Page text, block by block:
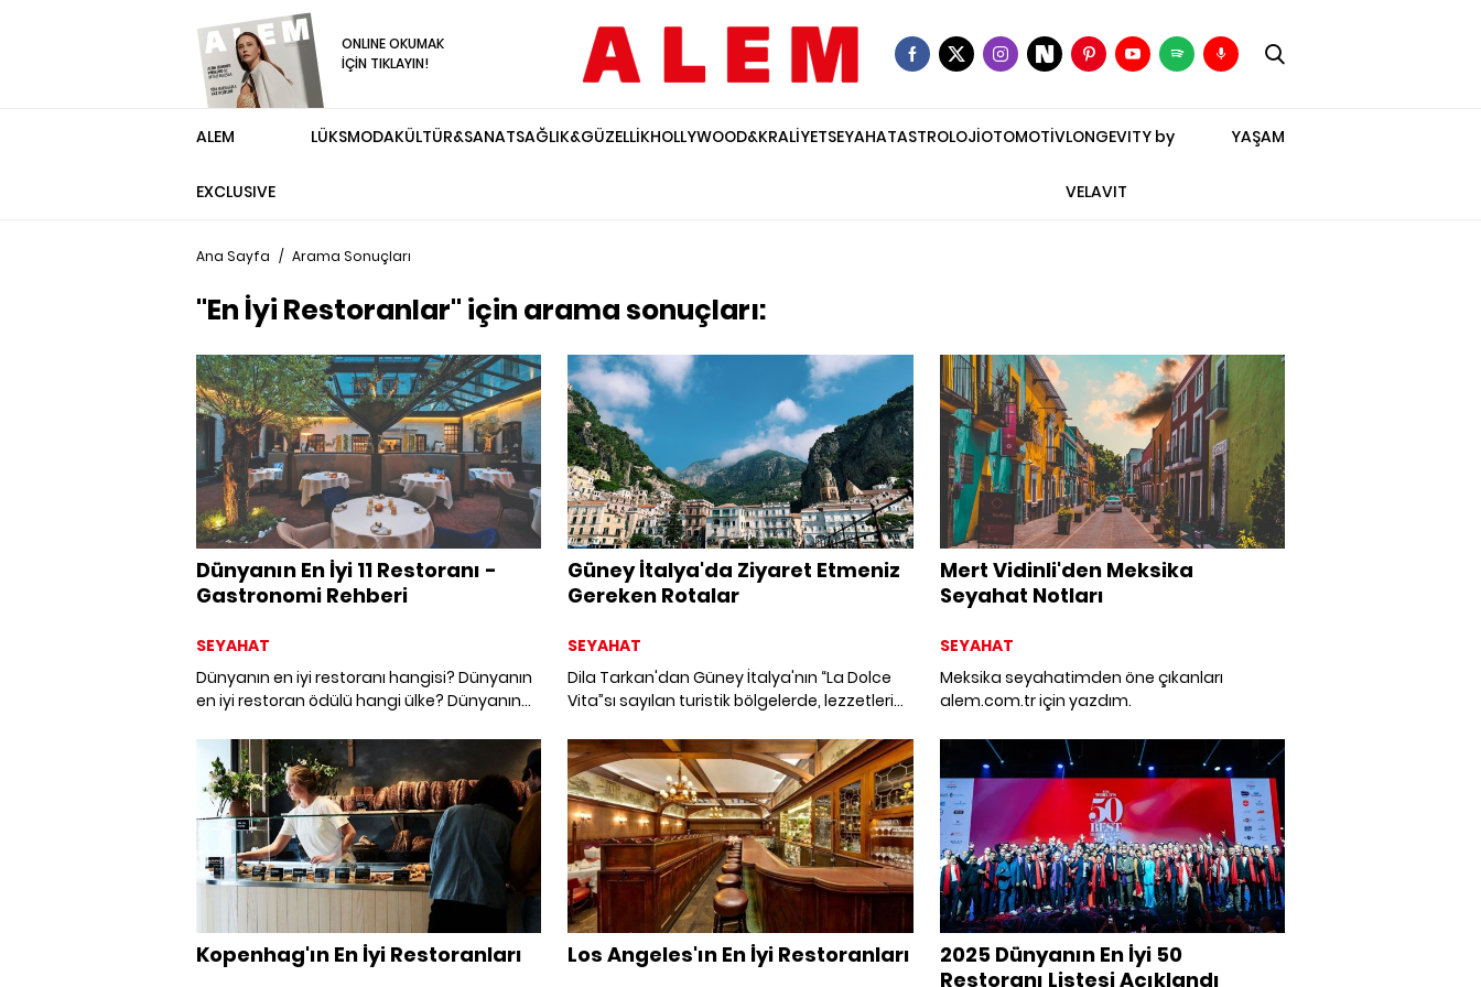
ONLINE OKUMAK
İÇİN TIKLAYIN!
ALEM
EXCLUSIVE
LÜKSMODAKÜLTÜR&SANATSAĞLIK&GÜZELLİKHOLLYWOOD&KRALİYETSEYAHATASTROLOJİOTOMOTİVLONGEVITY by
VELAVIT
YAŞAM
Ana Sayfa / Arama Sonuçları
"En İyi Restoranlar" için arama sonuçları:
Dünyanın En İyi 11 Restoranı -
Gastronomi Rehberi
SEYAHAT
Dünyanın en iyi restoranı hangisi? Dünyanın
en iyi restoran ödülü hangi ülke? Dünyanın
nerede? New York'tan Bangkok'a dünyanın
en iyi restaurantlarını araştırdık. Yolunuz
hangisine düşerse...
Güney İtalya'da Ziyaret Etmeniz
Gereken Rotalar
SEYAHAT
Dila Tarkan'dan Güney İtalya'nın “La Dolce
Vita”sı sayılan turistik bölgelerde, lezzetlerini
etmeniz gereken rotalar.
Mert Vidinli'den Meksika
Seyahat Notları
SEYAHAT
Meksika seyahatimden öne çıkanları
alem.com.tr için yazdım.
Kopenhag'ın En İyi Restoranları Los Angeles'ın En İyi Restoranları
2025 Dünyanın En İyi 50
Restoranı Listesi Açıklandı